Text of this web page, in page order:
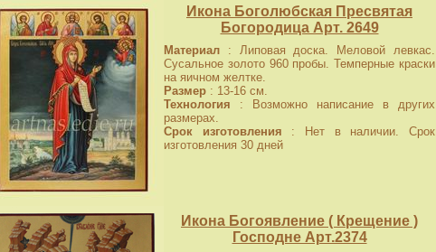
Икона Боголюбская Пресвятая
Богородица Арт. 2649
Материал : Липовая доска. Меловой левкас.
Сусальное золото 960 пробы. Темперные краски
на яичном желтке.
Размер : 13-16 см.
Технология : Возможно написание в других
размерах.
Срок изготовления : Нет в наличии. Срок
изготовления 30 дней
Икона Богоявление ( Крещение )
Господне Арт.2374